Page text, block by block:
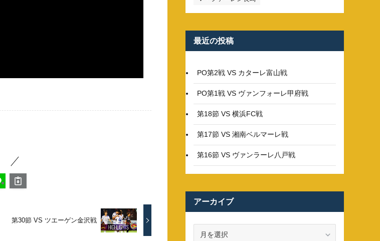
第30節 VS ツエーゲン金沢戦
最近の投稿
PO第2戦 VS カターレ富山戦
PO第1戦 VS ヴァンフォーレ甲府戦
第18節 VS 横浜FC戦
第17節 VS 湘南ベルマーレ戦
第16節 VS ヴァンラーレ八戸戦
アーカイブ